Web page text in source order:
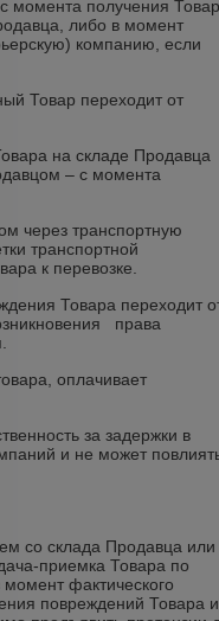
момента получения
либо в момент
компанию, если
Товар переходит от
на складе Продавца
– с момента
через транспортную
транспортной
к перевозке.
Товара переходит
права
оплачивает
за задержки в
и не может
со склада Продавца или
приемка Товара по
момент фактического
повреждений Товара